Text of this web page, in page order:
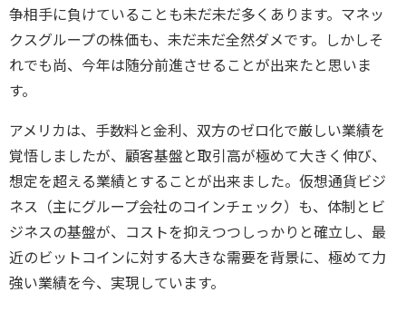
争相手に負けていることも未だ未だ多くあります。マネッ
クスグループの株価も、未だ未だ全然ダメです。しかしそ
れでも尚、今年は随分前進させることが出来たと思いま
す。
アメリカは、手数料と金利、双方のゼロ化で厳しい業績を
覚悟しましたが、顧客基盤と取引高が極めて大きく伸び、
想定を超える業績とすることが出来ました。仮想通貨ビジ
ネス（主にグループ会社のコインチェック）も、体制とビ
ジネスの基盤が、コストを抑えつつしっかりと確立し、最
近のビットコインに対する大きな需要を背景に、極めて力
強い業績を今、実現しています。